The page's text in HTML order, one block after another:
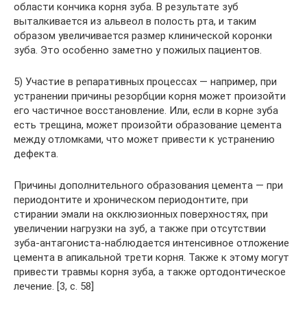
области кончика корня зуба. В результате зуб
выталкивается из альвеол в полость рта, и таким
образом увеличивается размер клинической коронки
зуба. Это особенно заметно у пожилых пациентов.
5) Участие в репаративных процессах — например, при
устранении причины резорбции корня может произойти
его частичное восстановление. Или, если в корне зуба
есть трещина, может произойти образование цемента
между отломками, что может привести к устранению
дефекта.
Причины дополнительного образования цемента — при
периодонтите и хроническом периодонтите, при
стирании эмали на окклюзионных поверхностях, при
увеличении нагрузки на зуб, а также при отсутствии
зуба-антагониста-наблюдается интенсивное отложение
цемента в апикальной трети корня. Также к этому могут
привести травмы корня зуба, а также ортодонтическое
лечение. [3, c. 58]